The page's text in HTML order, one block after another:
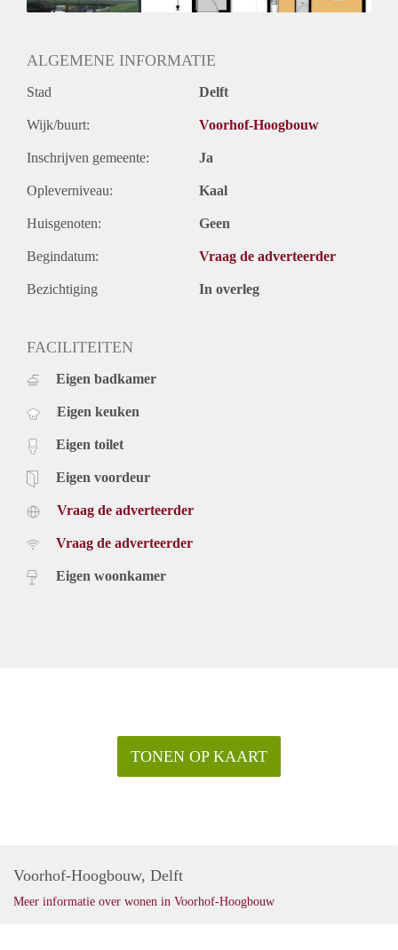
Onbepaalde termijn
ALGEMENE INFORMATIE
Stad Delft
Wijk/buurt: Voorhof-Hoogbouw
Inschrijven gemeente: Ja
Opleverniveau: Kaal
Huisgenoten: Geen
Begindatum: Vraag de adverteerder
Bezichtiging In overleg
FACILITEITEN
Eigen badkamer
Eigen keuken
Eigen toilet
Eigen voordeur
Vraag de adverteerder
Vraag de adverteerder
Eigen woonkamer
TONEN OP KAART
Voorhof-Hoogbouw, Delft
Meer informatie over wonen in Voorhof-Hoogbouw